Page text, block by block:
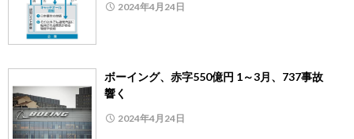
2024年4月24日
ボーイング、赤字550億円 1～3月、737事故
響く
2024年4月24日